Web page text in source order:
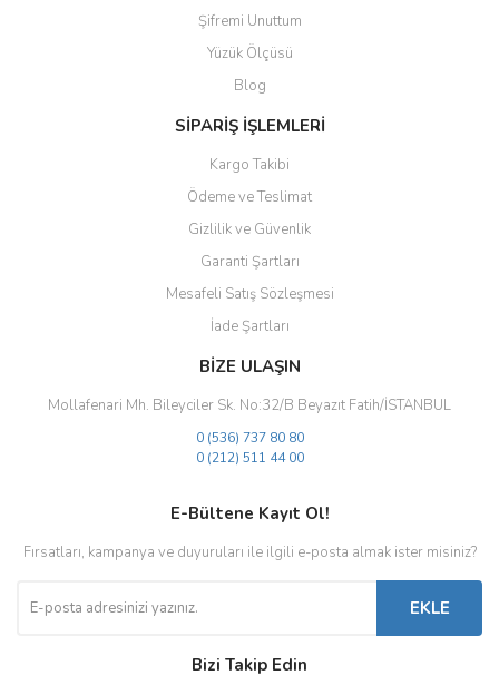
Ürün bilgilerinde hatalar bulunuyor.
Ürün fiyatı diğer sitelerden daha pahalı.
Bu ürüne benzer farklı alternatifler olmalı.
Gönder
Şifremi Unuttum
Yüzük Ölçüsü
Blog
SİPARİŞ İŞLEMLERİ
Kargo Takibi
Ödeme ve Teslimat
Gizlilik ve Güvenlik
Garanti Şartları
Mesafeli Satış Sözleşmesi
İade Şartları
BİZE ULAŞIN
Mollafenari Mh. Bileyciler Sk. No:32/B Beyazıt Fatih/İSTANBUL
0 (536) 737 80 80
0 (212) 511 44 00
E-Bültene Kayıt Ol!
Fırsatları, kampanya ve duyuruları ile ilgili e-posta almak ister misiniz?
EKLE
Bizi Takip Edin